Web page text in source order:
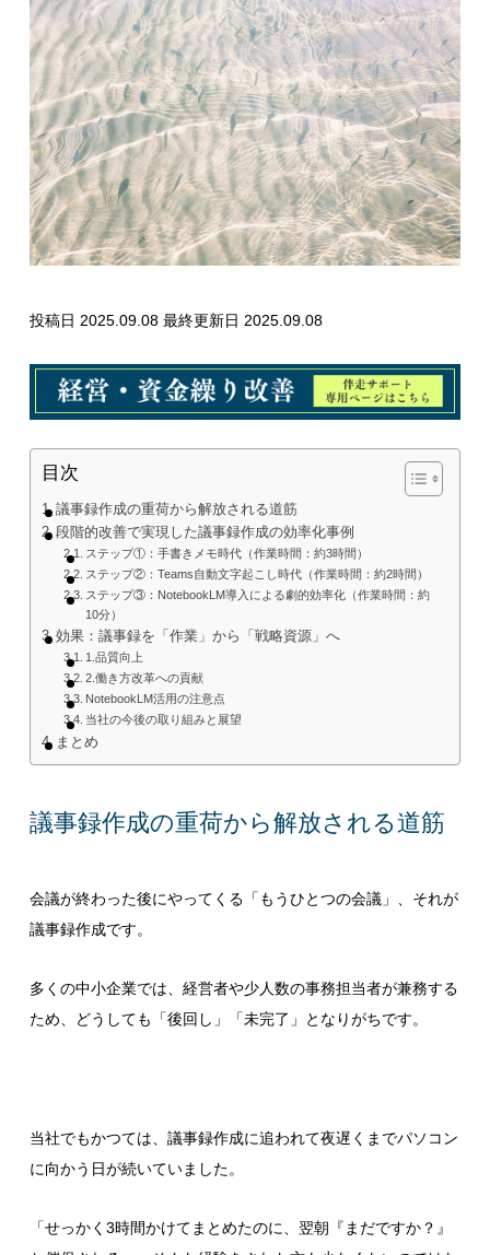
投稿日 2025.09.08 最終更新日 2025.09.08
目次
議事録作成の重荷から解放される道筋
段階的改善で実現した議事録作成の効率化事例
ステップ①：手書きメモ時代（作業時間：約3時間）
ステップ②：Teams自動文字起こし時代（作業時間：約2時間）
ステップ③：NotebookLM導入による劇的効率化（作業時間：約
10分）
効果：議事録を「作業」から「戦略資源」へ
1.品質向上
2.働き方改革への貢献
NotebookLM活用の注意点
当社の今後の取り組みと展望
まとめ
議事録作成の重荷から解放される道筋
会議が終わった後にやってくる「もうひとつの会議」、それが
議事録作成です。
多くの中小企業では、経営者や少人数の事務担当者が兼務する
ため、どうしても「後回し」「未完了」となりがちです。
当社でもかつては、議事録作成に追われて夜遅くまでパソコン
に向かう日が続いていました。
「せっかく3時間かけてまとめたのに、翌朝『まだですか？』